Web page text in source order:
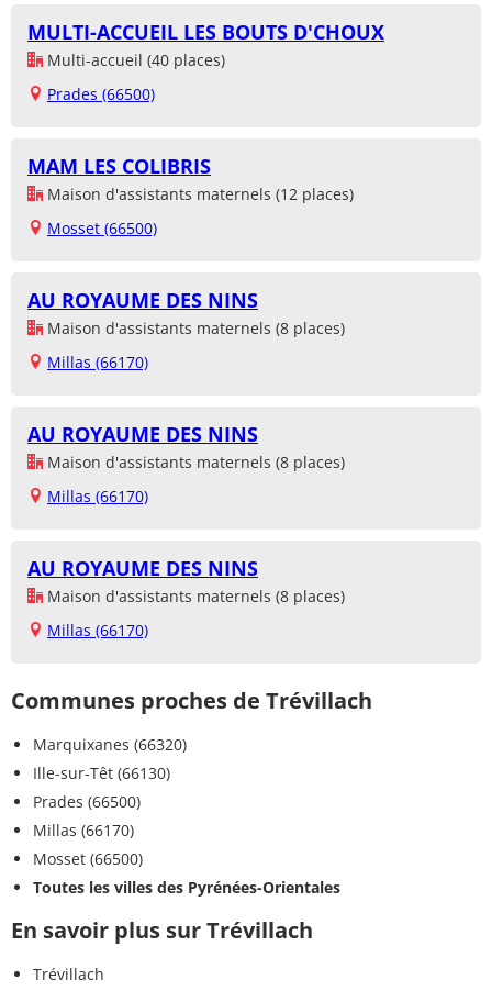
MULTI-ACCUEIL LES BOUTS D'CHOUX
Multi-accueil (40 places)
Prades (66500)
MAM LES COLIBRIS
Maison d'assistants maternels (12 places)
Mosset (66500)
AU ROYAUME DES NINS
Maison d'assistants maternels (8 places)
Millas (66170)
AU ROYAUME DES NINS
Maison d'assistants maternels (8 places)
Millas (66170)
AU ROYAUME DES NINS
Maison d'assistants maternels (8 places)
Millas (66170)
Communes proches de Trévillach
Marquixanes (66320)
Ille-sur-Têt (66130)
Prades (66500)
Millas (66170)
Mosset (66500)
Toutes les villes des Pyrénées-Orientales
En savoir plus sur Trévillach
Trévillach